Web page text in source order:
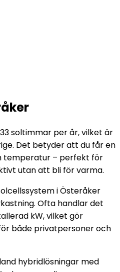
soltimmar per år, vilket är
Det betyder att du får en
temperatur – perfekt för
utan att bli för varma.
i Österåker
Ofta handlar det
kW, vilket gör
både privatpersoner och
hybridlösningar med